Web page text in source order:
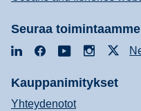
Seuraa toimintaamme
LinkedInFacebookYouTube
Kauppanimitykset
Yhteydenotot